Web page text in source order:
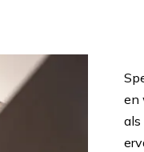
en
als